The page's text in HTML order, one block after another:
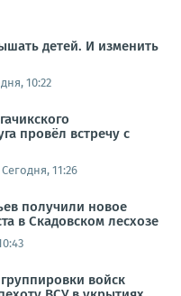
детей. И изменить
10:22
провёл встречу с
Сегодня, 11:26
получили новое
в Скадовском лесхозе
войск